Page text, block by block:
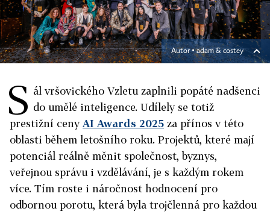
Autor ▪adam & costey
S ál vršovického Vzletu zaplnili popáté nadšenci
do umělé inteligence. Udílely se totiž
prestižní ceny AI Awards 2025 za přínos v této
oblasti během letošního roku. Projektů, které mají
potenciál reálně měnit společnost, byznys,
veřejnou správu i vzdělávání, je s každým rokem
více. Tím roste i náročnost hodnocení pro
odbornou porotu, která byla trojčlenná pro každou